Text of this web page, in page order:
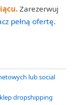
Zarezerwuj
pełną ofertę.
lub social
dropshipping